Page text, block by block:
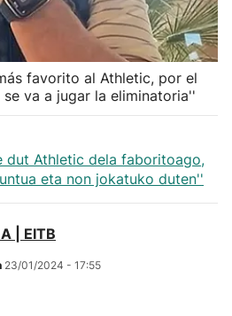
favorito al Athletic, por el
va a jugar la eliminatoria''
dut Athletic dela faboritoago,
eta non jokatuko duten''
| EITB
23/01/2024 - 17:55